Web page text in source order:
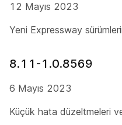
12 Mayıs 2023
Yeni Expressway
8.11-1.0.8569
6 Mayıs 2023
Küçük hata düzeltmeleri